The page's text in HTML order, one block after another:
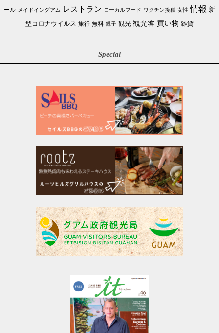
ール メイドイングアム レストラン ローカルフード ワクチン接種 女性 情報 新
型コロナウイルス 旅行 無料 親子 観光 観光客 買い物 雑貨
Special